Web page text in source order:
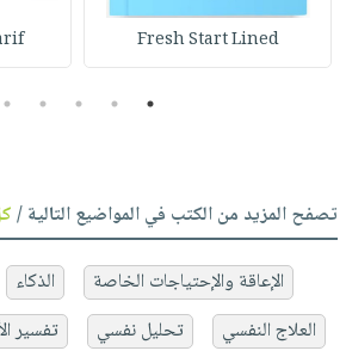
Fresh Start Lined
1
2
3
4
5
تصفح المزيد من الكتب في المواضيع التالية /
الإعاقة والإحتياجات الخاصة الذكاء
العلاج النفسي
تحليل نفسي تفسير